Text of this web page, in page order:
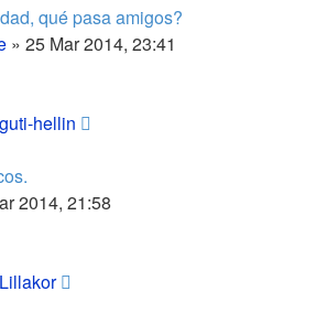
qué pasa amigos?
» 25 Mar 2014, 23:41
guti-hellin
2014, 21:58
Lillakor